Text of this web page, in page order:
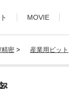
MOVIE
精密 > 産業用ビット